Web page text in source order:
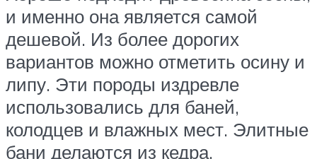
и именно она является самой
дешевой. Из более дорогих
вариантов можно отметить осину и
липу. Эти породы издревле
использовались для баней,
колодцев и влажных мест. Элитные
бани делаются из кедра,